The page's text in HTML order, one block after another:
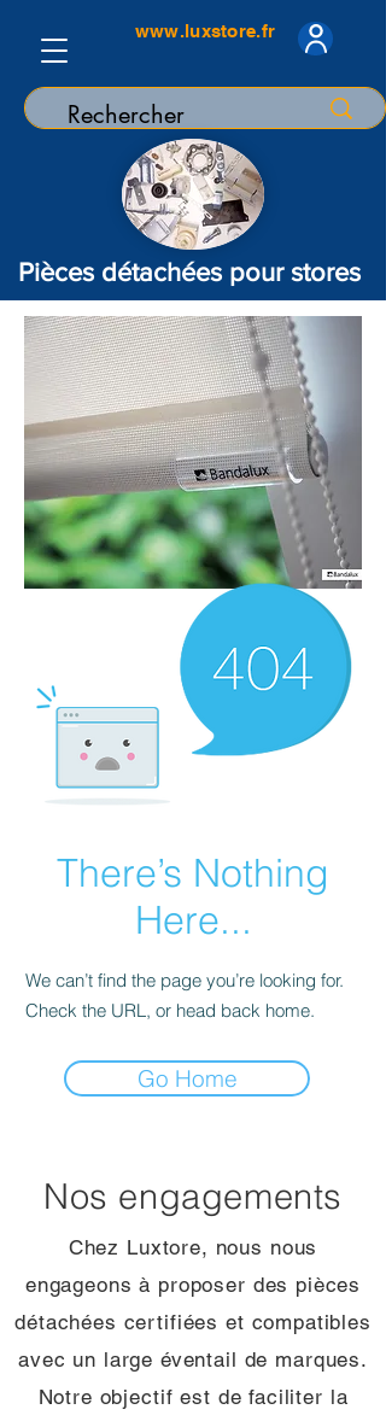
www.luxstore.fr
Pièces détachées pour stores
There’s Nothing
Here...
We can’t find the page you’re looking for.
Check the URL, or head back home.
Go Home
Nos engagements
Chez Luxtore, nous nous
engageons à proposer des pièces
détachées certifiées et compatibles
avec un large éventail de marques.
Notre objectif est de faciliter la